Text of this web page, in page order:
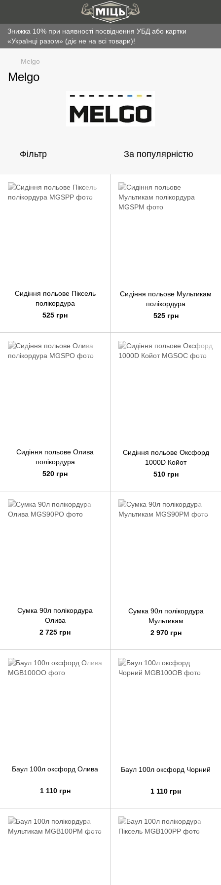
Знижка 10% при наявності посвідчення УБД або картки
«Українці разом» (діє не на всі товари)!
Melgo
Melgo
Фільтр За популярністю
Сидіння польове Піксель
полікордура
525 грн
Сидіння польове Мультикам
полікордура
525 грн
Сидіння польове Олива
полікордура
520 грн
Сидіння польове Оксфорд
1000D Койот
510 грн
Сумка 90л полікордура
Олива
2 725 грн
Сумка 90л полікордура
Мультикам
2 970 грн
Баул 100л оксфорд Олива
1 110 грн
Баул 100л оксфорд Чорний
1 110 грн